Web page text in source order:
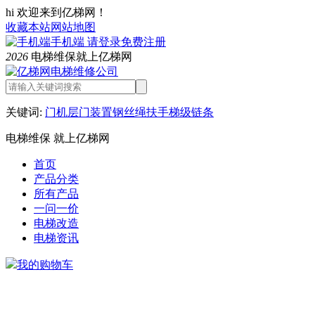
hi 欢迎来到亿梯网！
收藏本站网站地图
手机端 请登录免费注册
2026 电梯维保就上亿梯网
关键词: 门机层门装置钢丝绳扶手梯级链条
电梯维保 就上亿梯网
首页
产品分类
所有产品
一问一价
电梯改造
电梯资讯
我的购物车